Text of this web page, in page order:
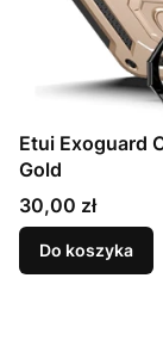
Etui Exoguard
Gold
Cena
30,00 zł
Do koszyka